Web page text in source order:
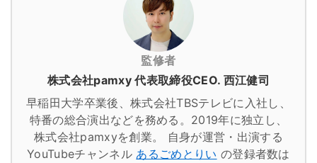
監修者
株式会社pamxy 代表取締役CEO. 西江健司
早稲田大学卒業後、株式会社TBSテレビに入社し、
特番の総合演出などを務める。2019年に独立し、
株式会社pamxyを創業。
自身が運営・出演する
YouTubeチャンネル あるごめとりい の登録者数は